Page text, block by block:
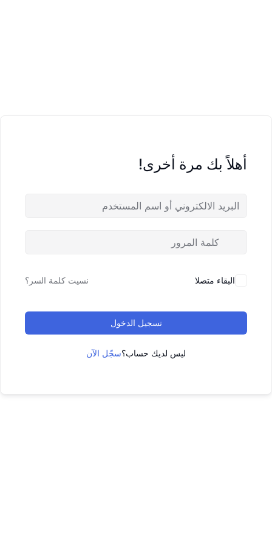
أهلاً بك مرة أخرى!
البقاء متصلا نسيت كلمة السر؟
تسجيل الدخول
ليس لديك حساب؟سجّل الآن